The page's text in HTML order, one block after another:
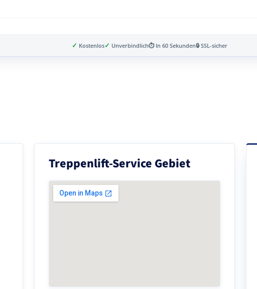
✓ Kostenlos✓ Unverbindlich⏱ In 60 Sekunden🔒 SSL-sicher
Treppenlift-Service Gebiet